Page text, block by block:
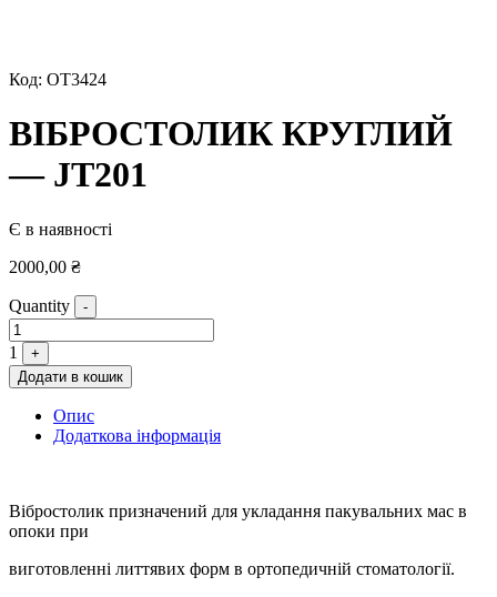
Код: ОТ3424
ВІБРОСТОЛИК КРУГЛИЙ
— JT201
Є в наявності
2000,00 ₴
Quantity -
1
+
Додати в кошик
Опис
Додаткова інформація
Вібростолик призначений для укладання пакувальних мас в
опоки при
виготовленні литтявих форм в ортопедичній стоматології.